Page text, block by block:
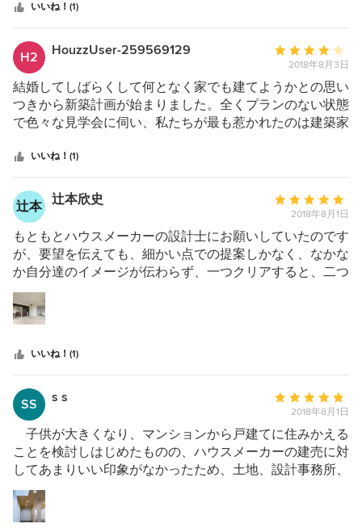
クスタジオさんと出逢えていなかったら、このような気持
ちで家づくりができなかったと思います。 住み始めてか
ら、たくさんの方が訪れてくれ、この家のお陰でたくさん
の人と繋がることができました。 シンクスタジオのみな
さんと出逢えたことに本当に感謝しています。
中
星
4
一番の情熱をもって望むことだと思います。そんな大きな
イベントにあたりシンクスタジオさんは私たちクライアン
トの様々な要望や時には相反する希望などもしっかり把握
し、望んでいる真意を私たち以上にきっちり理解し、機能
性とデザイン性を両立させ具現化してくれました。プラン
ニング当初からコミュニケーションも円滑に行え、常に私
たちが楽しめる雰囲気作りしていただけていました。 き
っとこの先もこの家で暮らせてよかったねと、シンクスタ
ジオさんに依頼してよかったねと思える建築士事務所だと
いいね！(1)
H2 HouzzUser-259569129
平
評
価：
5
中
星
4
2018年8月3日
結婚してしばらくして何となく家でも建てようかとの思い
つきから新築計画が始まりました。全くプランのない状態
で色々な見学会に伺い、私たちが最も惹かれたのは建築家
だいたのが出会いの始まりです。建築するにあたり、私た
ちのコンセプトであった「生活感がなく、ホテルのような
カッコいい家！」ゲストや家族が楽しめる大きなリビング
と庭、ガラス張りの空間とタイルの床。少々の不便さは我
慢します（笑）を感覚的に伝え、それらを理想的にプラン
ニングしていただきました。積み重ねた打ち合わせも楽し
みながら行い、担当の龍川さんの細かなサポートにも本当
に助けられました。土地探しから完成まで慌てることなく
じっくりと時間をかけ、自分たちの納得できる家を建てる
ことができました。住み始めてもうすぐ1年、主人とこの
いいね！(1)
辻本 辻本欣史
平
評
価：
5
2018年8月1日
もともとハウスメーカーの設計士にお願いしていたのです
が、要望を伝えても、細かい点での提案しかなく、なかな
か自分達のイメージが伝わらず、一つクリアすると、二つ
問題が出ると言った不毛な打合せに疲れていました。そん
な時、紹介でお願いする事になったシンクスタジオさん。
１日の打合せだけで、全くの要望通り、いや期待以上の提
せはなんだったのか？ モヤモヤした感じは全くなく、晴
れやかな気持ちになれました。結果、その提案内容をキッ
カケに今後もお願いすることになりました。その後の打合
せも、少しの会話で、こちらが決定する必要な情報を頂
け、選ぶだけ。以前のように、こちらが考えて要望を出す
必要はなく、提案に対して是非を決めるだけ。本来、提案
とは、かくあるべきと、自分も業界は異なれど常にそう思
た。そして、工事着工〜引き渡しまで、工期がギリギリだ
った事にもかかわらず、間にあわせてくれ、問題なく引っ
いいね！(1)
SS s s
平
評
価：
5
2018年8月1日
子供が大きくなり、マンションから戸建てに住みかえる
ことを検討しはじめたものの、ハウスメーカーの建売に対
してあまりいい印象がなかったため、土地、設計事務所、
工務店などをさがさなければならず、なかなか前にすすん
でいませんでした。 河川敷の横の道を走っていると突
然現れるピカピカ銀色に光るカッコイイ建物。看板もな